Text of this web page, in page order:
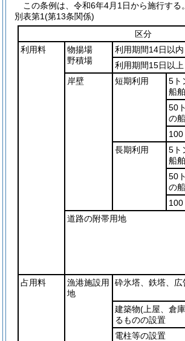
この条例は、令和6年4月1日から施行する。
別表第1(第13条関係)
区分
利用料
物揚場
野積場
利用期間14日以内
利用期間15日以上
岸壁
短期利用
5ト
船舶
50
の
100
長期利用
5ト
船舶
50
の
100
道路の附帯用地
占用料
漁港施設用
地
砕氷塔、鉄塔、
建築物(上屋、倉
るものの設置
電柱等の設置